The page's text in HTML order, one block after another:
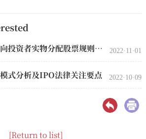
2022·11·01
私募股权创投基金向投资者实物分配股票规则要点总结
2022·10·09
式分析及IPO法律关注要点
[Return to list]